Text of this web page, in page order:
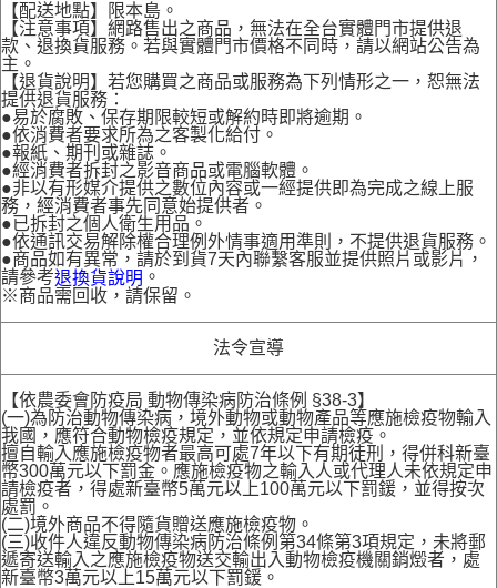
【配送地點】限本島。
【注意事項】網路售出之商品，無法在全台實體門市提供退
款、退換貨服務。若與實體門市價格不同時，請以網站公告為
主。
【退貨說明】若您購買之商品或服務為下列情形之一，恕無法
提供退貨服務：
●易於腐敗、保存期限較短或解約時即將逾期。
●依消費者要求所為之客製化給付。
●報紙、期刊或雜誌。
●經消費者拆封之影音商品或電腦軟體。
●非以有形媒介提供之數位內容或一經提供即為完成之線上服
務，經消費者事先同意始提供者。
●已拆封之個人衛生用品。
●依通訊交易解除權合理例外情事適用準則，不提供退貨服務。
●商品如有異常，請於到貨7天內聯繫客服並提供照片或影片，
請參考退換貨說明 。
※商品需回收，請保留。
法令宣導
【依農委會防疫局 動物傳染病防治條例 §38-3】
(一)為防治動物傳染病，境外動物或動物產品等應施檢疫物輸入
我國，應符合動物檢疫規定，並依規定申請檢疫。
擅自輸入應施檢疫物者最高可處7年以下有期徒刑，得併科新臺
幣300萬元以下罰金。應施檢疫物之輸入人或代理人未依規定申
請檢疫者，得處新臺幣5萬元以上100萬元以下罰鍰，並得按次
處罰。
(二)境外商品不得隨貨贈送應施檢疫物。
(三)收件人違反動物傳染病防治條例第34條第3項規定，未將郵
遞寄送輸入之應施檢疫物送交輸出入動物檢疫機關銷燬者，處
新臺幣3萬元以上15萬元以下罰鍰。